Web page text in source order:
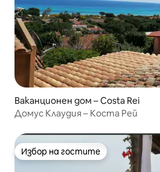
Ваканционен дом – Costa Rei
Домус Клаудия – Коста Рей
Избор на гостите
Избор на гостите